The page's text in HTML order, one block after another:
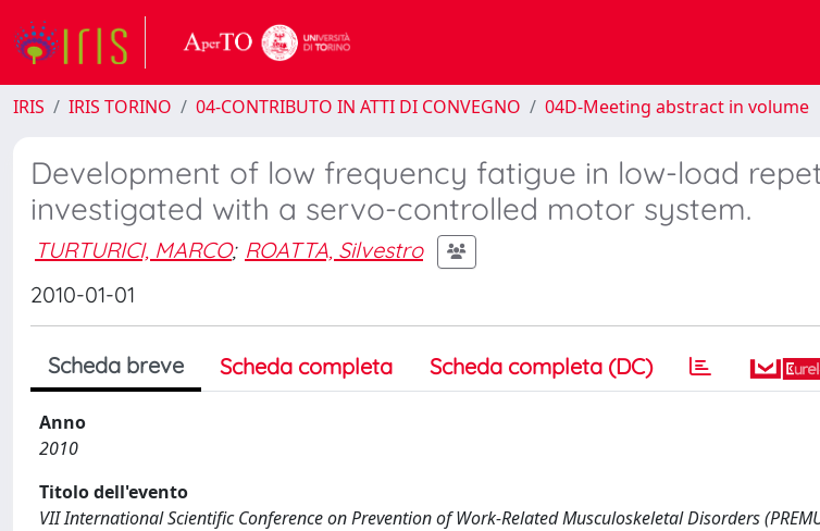
IRIS IRIS TORINO 04-CONTRIBUTO IN ATTI DI CONVEGNO 04D-Meeting abstract in volume
Development of low frequency fatigue in low-load
investigated with a servo-controlled motor system.
TURTURICI, MARCO; ROATTA, Silvestro
2010-01-01
Scheda breve Scheda completa Scheda completa (DC)
Anno
2010
Titolo dell'evento
VII International Scientific Conference on Prevention of Work-Related Musculoskeletal Disorders